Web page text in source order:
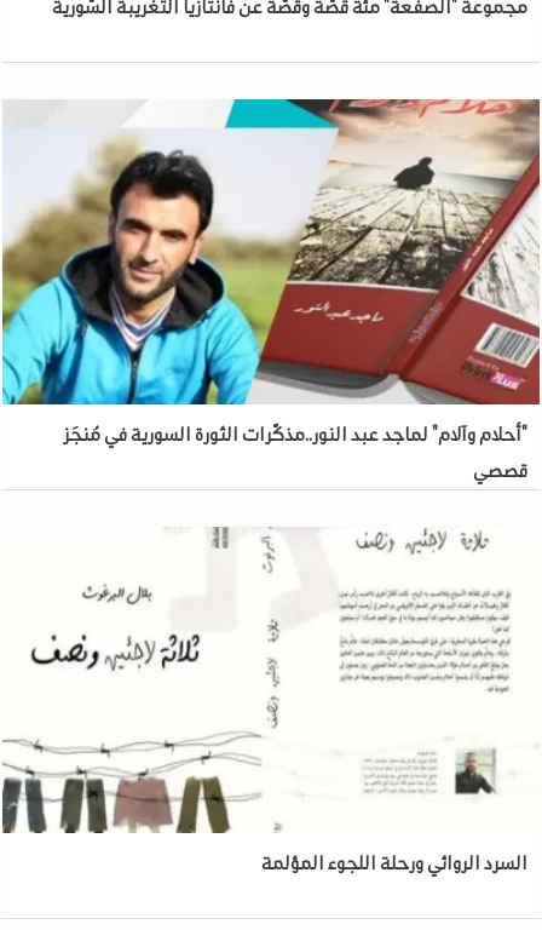
مجموعة "الصفعة" مئة قصَّة وقصَّة عن فانتازيا التغريبة السُّورية
"أحلام وآلام" لماجد عبد النور..مذكّرات الثورة السورية في مُنجَز
قصصي
السرد الروائي ورحلة اللجوء المؤلمة